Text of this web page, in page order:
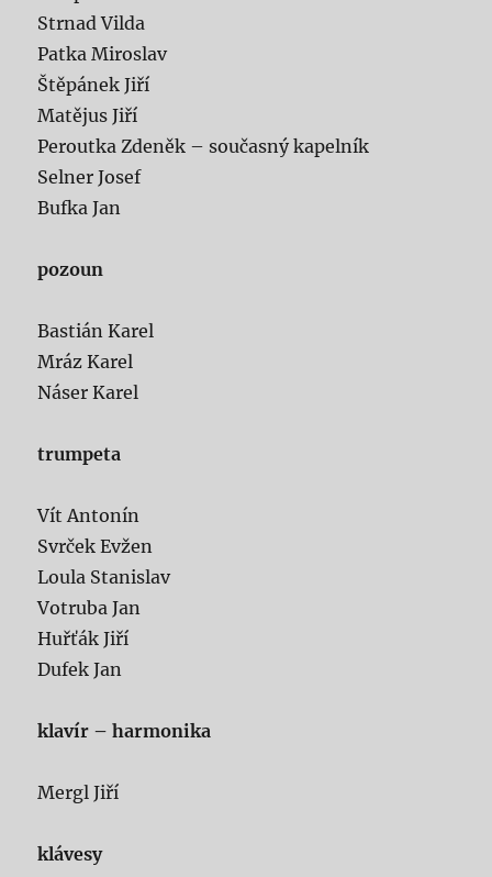
Strnad Vilda
Patka Miroslav
Štěpánek Jiří
Matějus Jiří
Peroutka Zdeněk – současný kapelník
Selner Josef
Bufka Jan
pozoun
Bastián Karel
Mráz Karel
Náser Karel
trumpeta
Vít Antonín
Svrček Evžen
Loula Stanislav
Votruba Jan
Huřťák Jiří
Dufek Jan
klavír – harmonika
Mergl Jiří
klávesy